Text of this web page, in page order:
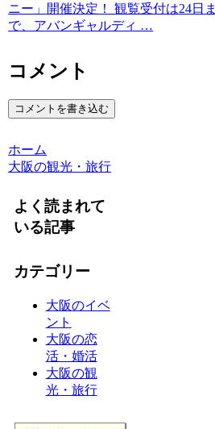
ニー」開催決定！ 観覧受付は24日ま
で、アバンギャルディ …
コメント
コメントを書き込む
ホーム
大阪の観光・旅行
よく読まれて
いる記事
カテゴリー
大阪のイベ
ント
大阪の恋
活・婚活
大阪の観
光・旅行